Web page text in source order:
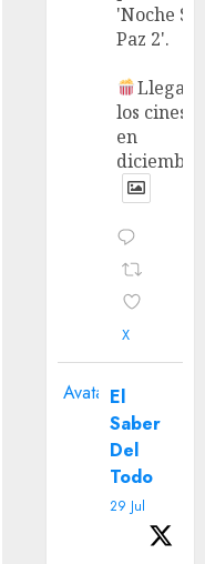
'Noche
Paz 2'.
Llega a
los cines
en
X
Avatar El
Saber
Del
Todo
29 Jul